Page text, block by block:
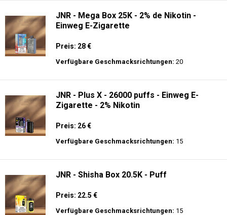
JNR - Mega Box 25K - 2% de Nikotin -
Einweg E-Zigarette
Preis: 28 €
Verfügbare Geschmacksrichtungen: 20
JNR - Plus X - 26000 puffs - Einweg E-
Zigarette - 2% Nikotin
Preis: 26 €
Verfügbare Geschmacksrichtungen: 15
JNR - Shisha Box 20.5K - Puff
Preis: 22.5 €
Verfügbare Geschmacksrichtungen: 15